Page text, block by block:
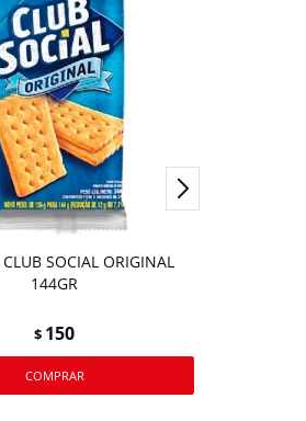
SOCIAL ORIGINAL
144GR
$ 150